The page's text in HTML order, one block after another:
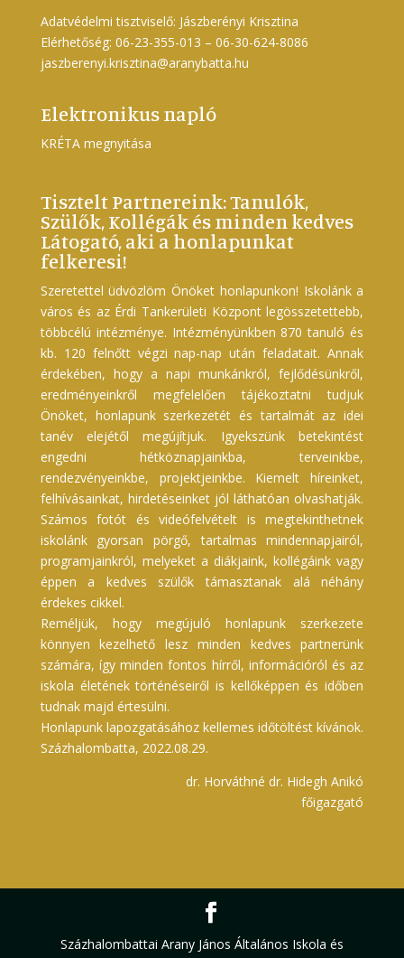
Adatvédelmi tisztviselő: Jászberényi Krisztina
Elérhetőség: 06-23-355-013 – 06-30-624-8086
jaszberenyi.krisztina@aranybatta.hu
Elektronikus napló
KRÉTA megnyitása
Tisztelt Partnereink: Tanulók,
Szülők, Kollégák és minden kedves
Látogató, aki a honlapunkat
felkeresi!
Szeretettel üdvözlöm Önöket honlapunkon! Iskolánk a
város és az Érdi Tankerületi Központ legösszetettebb,
többcélú intézménye. Intézményünkben 870 tanuló és
kb. 120 felnőtt végzi nap-nap után feladatait. Annak
érdekében, hogy a napi munkánkról, fejlődésünkről,
eredményeinkről megfelelően tájékoztatni tudjuk
Önöket, honlapunk szerkezetét és tartalmát az idei
tanév elejétől megújítjuk. Igyekszünk betekintést
engedni hétköznapjainkba, terveinkbe,
rendezvényeinkbe, projektjeinkbe. Kiemelt híreinket,
felhívásainkat, hirdetéseinket jól láthatóan olvashatják.
Számos fotót és videófelvételt is megtekinthetnek
iskolánk gyorsan pörgő, tartalmas mindennapjairól,
programjainkról, melyeket a diákjaink, kollégáink vagy
éppen a kedves szülők támasztanak alá néhány
érdekes cikkel.
Reméljük, hogy megújuló honlapunk szerkezete
könnyen kezelhető lesz minden kedves partnerünk
számára, így minden fontos hírről, információról és az
iskola életének történéseiről is kellőképpen és időben
tudnak majd értesülni.
Honlapunk lapozgatásához kellemes időtöltést kívánok.
Százhalombatta, 2022.08.29.
dr. Horváthné dr. Hidegh Anikó
főigazgató
Százhalombattai Arany János Általános Iskola és